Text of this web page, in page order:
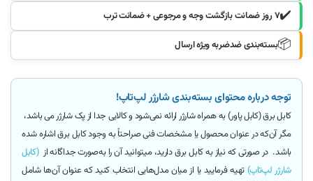
✔️۷ روز ضمانت بازگشت وجه و مرجوعی + ضمانت ترب
📦بسته‌بندی ضدضربه ویژه ارسال
توجه درباره محتوای بسته‌بندی شارژر لپ‌تاپ!
کابل برق (کابل پاور)به همراه شارژر ارائه نمی‌شود و کالایی جدا از پک شارژر می باشد،
مگر آن‌کهدر عنوان محصول یا مشخصات فنی صراحتاً به وجود کابل برق اشاره شده
باشد. در صورتی که نیاز به کابل برق دارید، میتوانید آن را به‌صورت جداگانه از (کابل
شارژر لپ‌تاپ) تهیه فرمایید یا از میان مدل‌هایی انتخاب کنید که عنوان آن‌ها شامل